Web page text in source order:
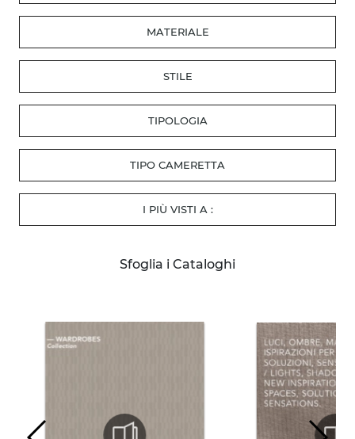
MATERIALE
STILE
TIPOLOGIA
TIPO CAMERETTA
I PIÙ VISTI A :
Sfoglia i Cataloghi